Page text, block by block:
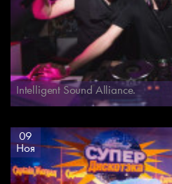
Intelligent Sound Alliance.
09
Ноя